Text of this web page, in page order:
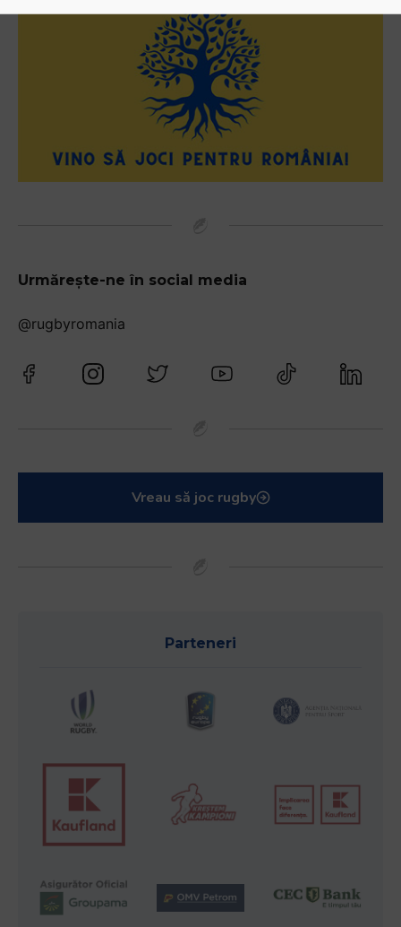
Urmărește-ne în social media
@rugbyromania
Vreau să joc rugby
Parteneri